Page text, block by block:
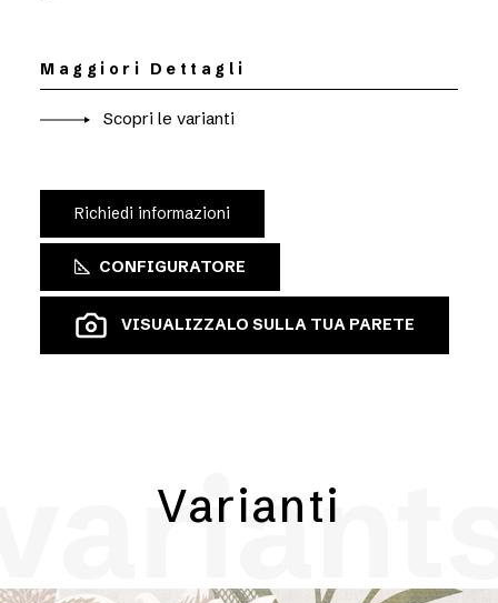
Maggiori Dettagli
Scopri le varianti
Richiedi informazioni
CONFIGURATORE
VISUALIZZALO SULLA TUA PARETE
Varianti